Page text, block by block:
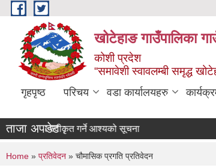
Skip to main content
खोटेहाङ गाउँपालिका
कोशी प्रदेश
“समावेशी स्वावलम्बी समृद्ध
गृहपृष्ठ परिचय वडा कार्यालयहरु
ताजा अपडेट :
स्वीकृत गर्ने आश्यको सूचना
You are here
Home » प्रतिवेदन » चौमासिक प्रगति प्रतिवेदन